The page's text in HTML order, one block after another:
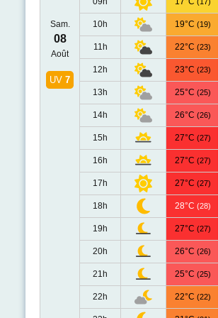
Sam.
08
Août
UV 7
10h 19°C (19)
11h 22°C (23)
12h 23°C (23)
13h 25°C (25)
14h 26°C (26)
15h 27°C (27)
16h 27°C (27)
17h 27°C (27)
18h 28°C (28)
19h 27°C (27)
20h 26°C (26)
21h 25°C (25)
22h 22°C (22)